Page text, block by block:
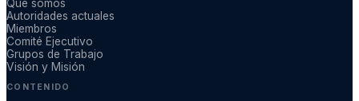
Qué somos
Autoridades actuales
Miembros
Comité Ejecutivo
Grupos de Trabajo
Visión y Misión
CONTENIDO